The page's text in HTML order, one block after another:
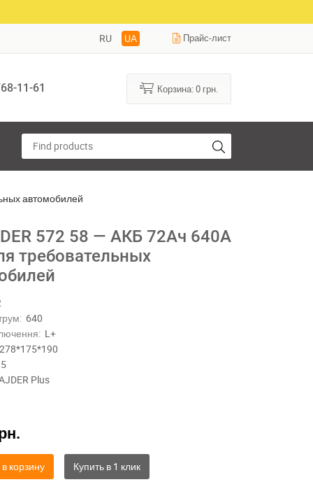
RU UA Прайс-лист
11-61 Корзина:0 грн.
автомобилей
572 58 — АКБ 72Ач 640А
требовательных
640
L+
278*175*190
Plus
корзину